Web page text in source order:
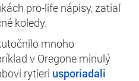
pro-life nápisy, zatiaľ
koledy.
mnoho
v Oregone minulý
rytieri usporiadali